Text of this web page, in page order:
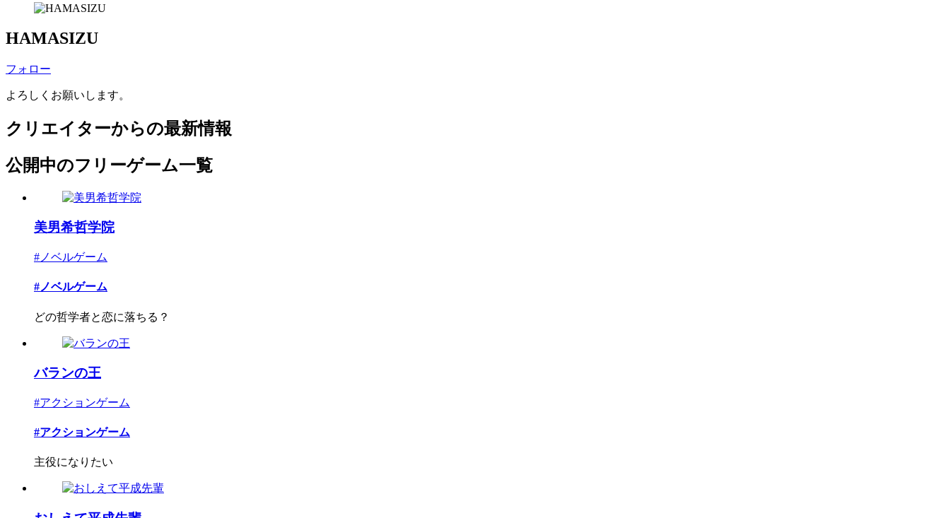
HAMASIZU
フォロー
よろしくお願いします。
クリエイターからの最新情報
公開中のフリーゲーム一覧
美男希哲学院
#ノベルゲーム
#ノベルゲーム
どの哲学者と恋に落ちる？
バランの王
#アクションゲーム
#アクションゲーム
主役になりたい